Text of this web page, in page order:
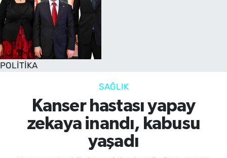
POLİTİKA
SAĞLIK
Kanser hastası yapay
zekaya inandı, kabusu
yaşadı